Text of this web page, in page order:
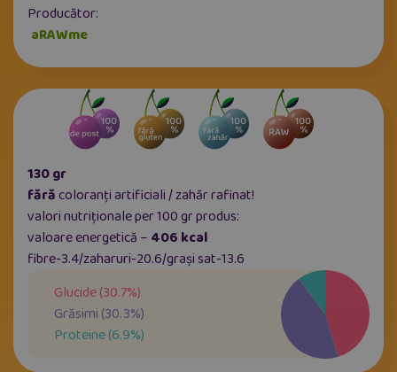
Producător:
aRAWme
130 gr
fărăcoloranți artificiali / zahăr rafinat!
valori nutriționale per 100 gr produs:
valoare energetică –406 kcal
fibre-3.4/zaharuri-20.6/grași sat-13.6
Glucide(30.7%)
Grăsimi(30.3%)
Proteine(6.9%)